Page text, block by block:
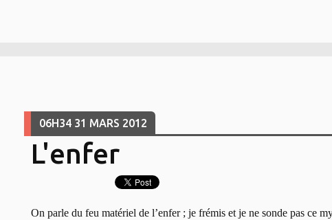
06H34 31 MARS 2012
L'enfer
On parle du feu matériel de l’enfer ; je frémis et je ne sonde pas ce